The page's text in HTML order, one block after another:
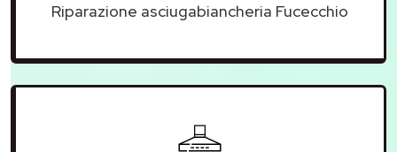
Riparazione asciugabiancheria Fucecchio